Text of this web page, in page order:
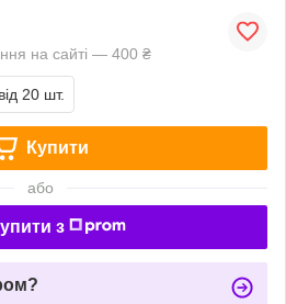
на сайті — 400 ₴
від 20 шт.
Купити
або
з